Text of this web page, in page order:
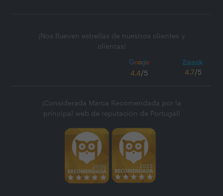
¡Nos llueven estrellas de nuestros clientes y
clientas!
4.4/5 4.7/5
¡Considerada Marca Recomendada por la
principal web de reputación de Portugal!